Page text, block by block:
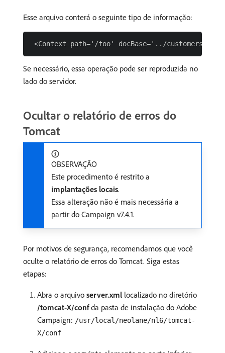
Esse arquivo conterá o seguinte tipo de informação:
Se necessário, essa operação pode ser reproduzida no
lado do servidor.
Ocultar o relatório de erros do
Tomcat
OBSERVAÇÃO
Este procedimento é restrito a
implantações locais.
Essa alteração não é mais necessária a
partir do Campaign v7.4.1.
Por motivos de segurança, recomendamos que você
oculte o relatório de erros do Tomcat. Siga estas
etapas:
Abra o arquivo server.xml localizado no diretório
/tomcat-X/confda pasta de instalação do Adobe
Campaign: /usr/local/neolane/nl6/tomcat-
X/conf